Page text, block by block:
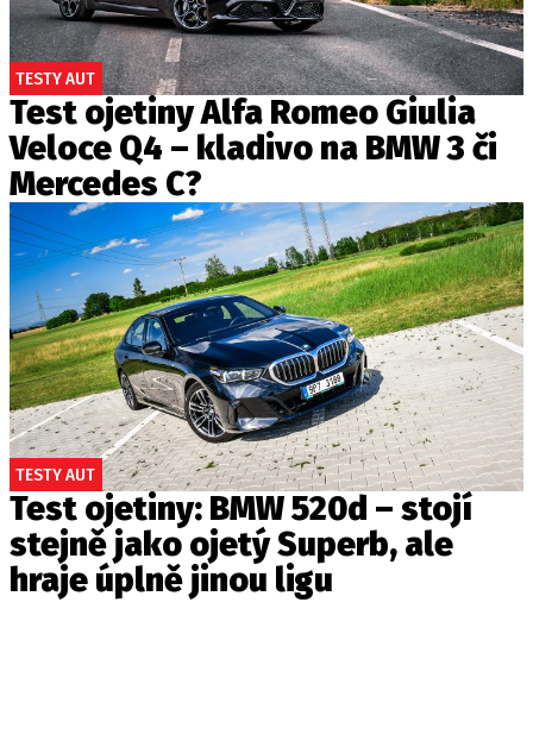
TESTY AUT
Test ojetiny Alfa Romeo Giulia
Veloce Q4 – kladivo na BMW 3 či
Mercedes C?
TESTY AUT
Test ojetiny: BMW 520d – stojí
stejně jako ojetý Superb, ale
hraje úplně jinou ligu